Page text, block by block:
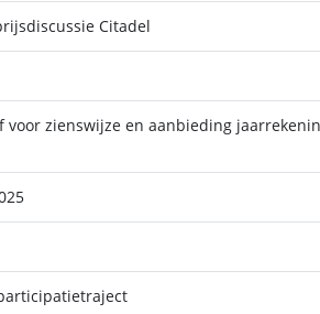
Citadel
zienswijze en aanbieding